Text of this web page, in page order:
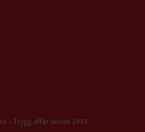
– Trygg affär sedan 1993